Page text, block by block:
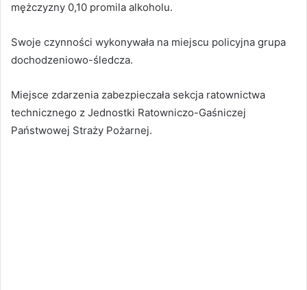
mężczyzny 0,10 promila alkoholu.
Swoje czynności wykonywała na miejscu policyjna grupa
dochodzeniowo-śledcza.
Miejsce zdarzenia zabezpieczała sekcja ratownictwa
technicznego z Jednostki Ratowniczo-Gaśniczej
Państwowej Straży Pożarnej.